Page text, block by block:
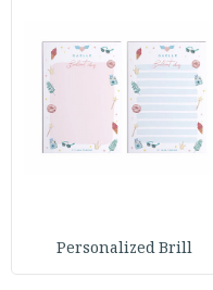
Personalized Brill